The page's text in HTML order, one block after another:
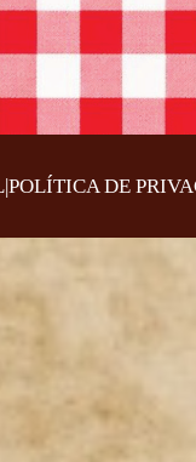
|POLÍTICA DE